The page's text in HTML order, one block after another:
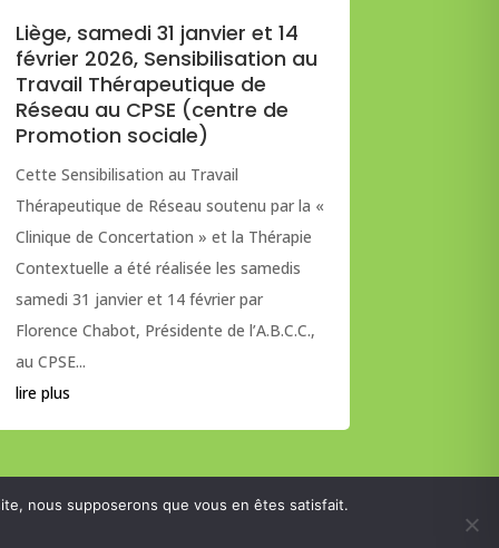
Liège, samedi 31 janvier et 14
février 2026, Sensibilisation au
Travail Thérapeutique de
Réseau au CPSE (centre de
Promotion sociale)
Cette Sensibilisation au Travail
Thérapeutique de Réseau soutenu par la «
Clinique de Concertation » et la Thérapie
Contextuelle a été réalisée les samedis
samedi 31 janvier et 14 février par
Florence Chabot, Présidente de l’A.B.C.C.,
au CPSE...
lire plus
nous supposerons que vous en êtes satisfait.